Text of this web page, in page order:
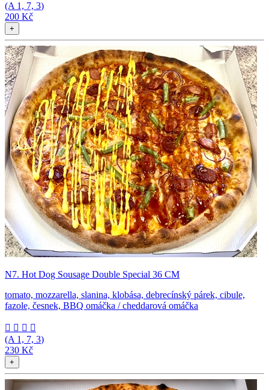
(A 1, 7, 3)
200 Kč
+
N7. Hot Dog Sousage Double Special 36 CM
tomato, mozzarella, slanina, klobása, debrecínský párek, cibule,
fazole, česnek, BBQ omáčka / cheddarová omáčka
   
(A 1, 7, 3)
230 Kč
+